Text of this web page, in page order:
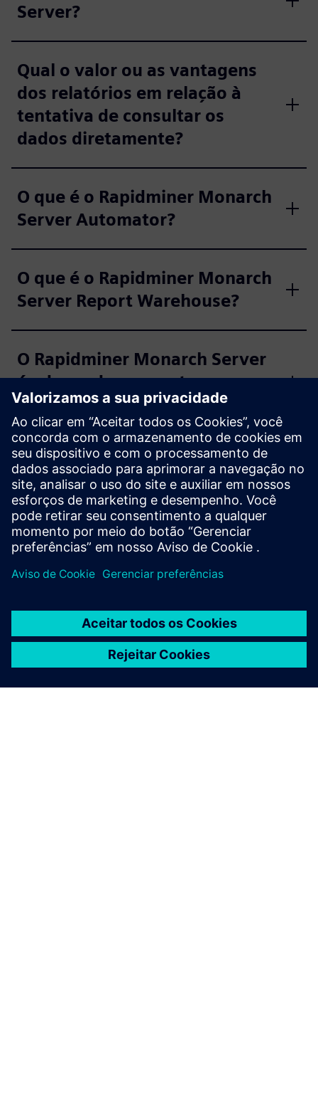
Server?
Qual o valor ou as vantagens
dos relatórios em relação à
tentativa de consultar os
dados diretamente?
O que é o Rapidminer Monarch
Server Automator?
O que é o Rapidminer Monarch
Server Report Warehouse?
O Rapidminer Monarch Server
é adequado para setores
regulamentados?
Quais são os casos de uso
comuns do Rapidminer
Monarch Server?